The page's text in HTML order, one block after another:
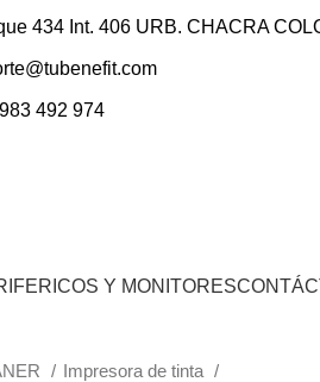
434 Int. 406 URB. CHACRA
492 974
Y MONITORES
Impresora de tinta